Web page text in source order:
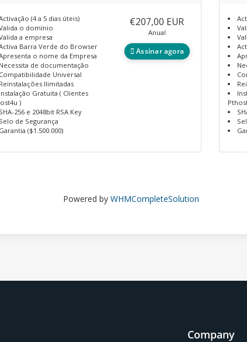
(4 a 5 dias úteis)
o domínio
a empresa
Barra Verde do Browser
o nome da Empresa
de documentação
Universal
Ilimitadas
Gratuita ( Clientes
)
256 e 2048bit RSA Key
de Segurança
($1.500.000)
€207,00 EUR
Anual
Assinar agora
Powered by WHMCompleteSolution
Company